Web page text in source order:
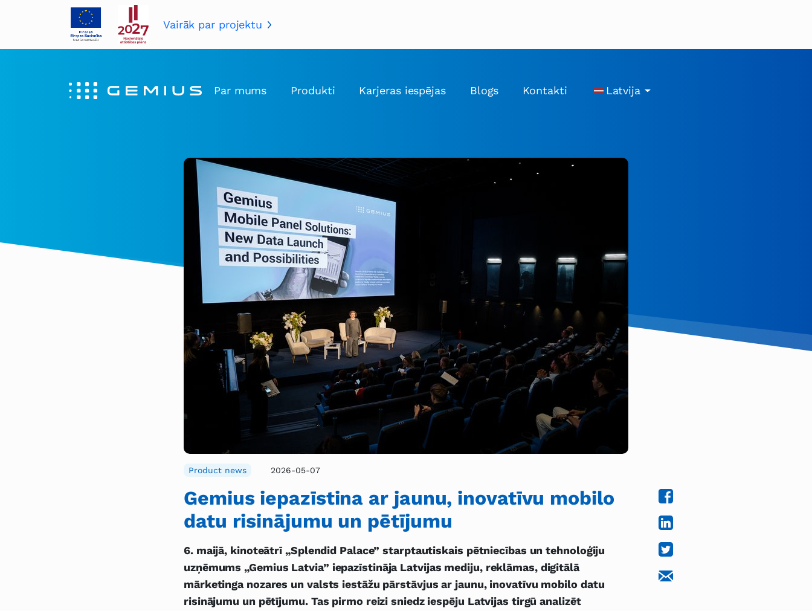
Vairāk par projektu
Par mums Produkti Karjeras iespējas Blogs Kontakti Latvija
Product news 2026-05-07
Gemius iepazīstina ar jaunu, inovatīvu mobilo
datu risinājumu un pētījumu
6. maijā, kinoteātrī „Splendid Palace” starptautiskais pētniecības un tehnoloģiju
uzņēmums „Gemius Latvia” iepazīstināja Latvijas mediju, reklāmas, digitālā
mārketinga nozares un valsts iestāžu pārstāvjus ar jaunu, inovatīvu mobilo datu
risinājumu un pētījumu. Tas pirmo reizi sniedz iespēju Latvijas tirgū analizēt